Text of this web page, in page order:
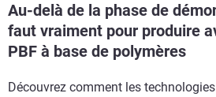
Au-delà de la phase de
faut vraiment pour produire
PBF à base de polymères
Découvrez comment les